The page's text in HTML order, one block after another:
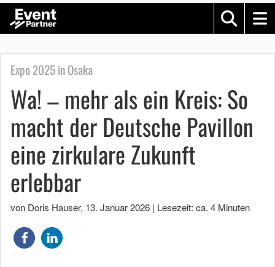
Expo 2025 in Osaka
Wa! – mehr als ein Kreis: So
macht der Deutsche Pavillon
eine zirkulare Zukunft
erlebbar
von Doris Hauser, 13. Januar 2026 | Lesezeit: ca. 4 Minuten